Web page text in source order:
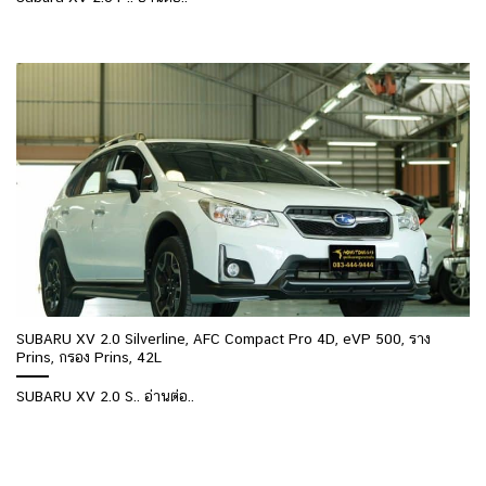
SUBARU XV 2.0 Silverline, AFC Compact Pro 4D, eVP 500, ราง
Prins, กรอง Prins, 42L
SUBARU XV 2.0 S.. อ่านต่อ..